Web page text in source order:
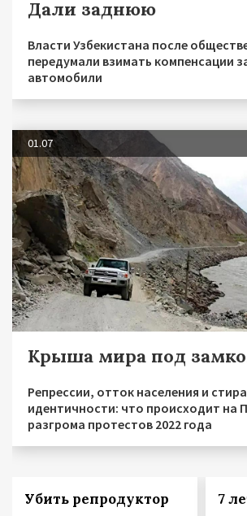
Дали заднюю
Власти Узбекистана после
передумали взимать компенсации
автомобили
01.07
Крыша мира под
Репрессии, отток населения и
идентичности: что происходит на
разгрома протестов 2022 года
Убить репродуктор 7